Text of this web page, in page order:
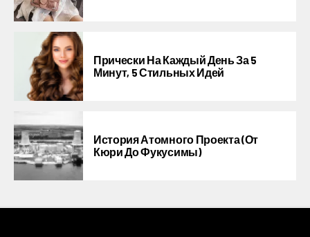
Прически На Каждый День За 5
Минут, 5 Стильных Идей
История Атомного Проекта (от
Кюри До Фукусимы)